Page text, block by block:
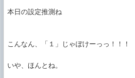
本日の設定推測ね
こんなん、「１」じゃぼけーっっ！！！
いや、ほんとね。